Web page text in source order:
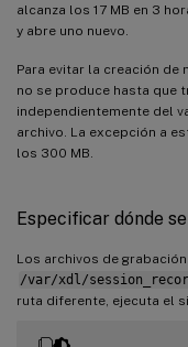
alcanza los 17 MB en 3
y abre uno nuevo.
Para evitar la creación de
no se produce hasta que
independientemente del
archivo. La excepción a
los 300 MB.
Especificar dónde
Los archivos de
/var/xdl/
ruta diferente, ejecuta el